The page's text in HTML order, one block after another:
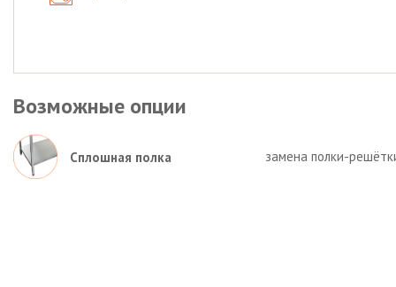
Возможные опции
Сплошная полка замена полки-